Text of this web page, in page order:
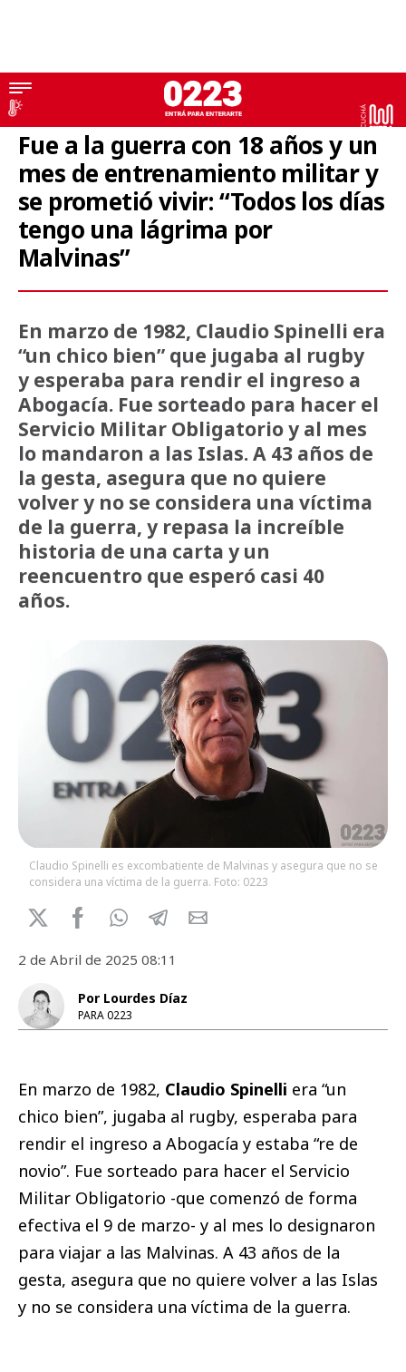
Islas Malvinas
Fue a la guerra con 18 años y un
mes de entrenamiento militar y
se prometió vivir: “Todos los días
tengo una lágrima por
Malvinas”
En marzo de 1982, Claudio Spinelli era
“un chico bien” que jugaba al rugby
y esperaba para rendir el ingreso a
Abogacía. Fue sorteado para hacer el
Servicio Militar Obligatorio y al mes
lo mandaron a las Islas. A 43 años de
la gesta, asegura que no quiere
volver y no se considera una víctima
de la guerra, y repasa la increíble
historia de una carta y un
reencuentro que esperó casi 40
años.
Claudio Spinelli es excombatiente de Malvinas y asegura que no se
considera una víctima de la guerra. Foto: 0223
2 de Abril de 2025 08:11
Por Lourdes Díaz
PARA 0223
En marzo de 1982, Claudio Spinelli era “un
chico bien”, jugaba al rugby, esperaba para
rendir el ingreso a Abogacía y estaba “re de
novio”. Fue sorteado para hacer el Servicio
Militar Obligatorio -que comenzó de forma
efectiva el 9 de marzo- y al mes lo designaron
para viajar a las Malvinas. A 43 años de la
gesta, asegura que no quiere volver a las Islas
y no se considera una víctima de la guerra.